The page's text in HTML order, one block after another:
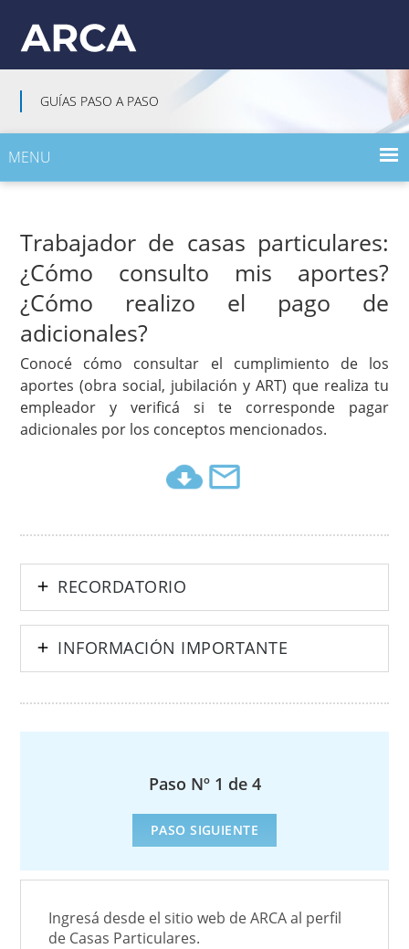
GUÍAS PASO A PASO
MENU
GUÍAS PASO A PASO POR TEMA
Trabajador de casas particulares:
¿Cómo consulto mis aportes?
¿Cómo realizo el pago de
adicionales?
Conocé cómo consultar el cumplimiento de los
aportes (obra social, jubilación y ART) que realiza tu
empleador y verificá si te corresponde pagar
adicionales por los conceptos mencionados.
RECORDATORIO
INFORMACIÓN IMPORTANTE
Paso Nº 1 de 4
Ingresá desde el sitio web de ARCA al perfil
de Casas Particulares.